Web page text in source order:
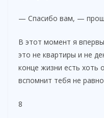
— Спасибо вам, —
В этот момент я
это не квартиры и не
конце жизни есть хоть
вспомнит тебя не
8